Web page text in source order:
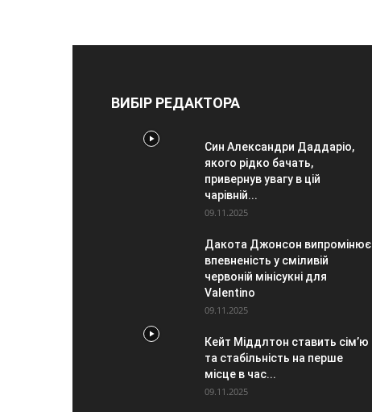
ВИБІР РЕДАКТОРА
Син Александри Даддаріо,
якого рідко бачать,
привернув увагу в цій
чарівній...
09.11.2025
Дакота Джонсон випромінює
впевненість у сміливій
червоній мінісукні для
Valentino
09.11.2025
Кейт Міддлтон ставить сім’ю
та стабільність на перше
місце в час...
09.11.2025